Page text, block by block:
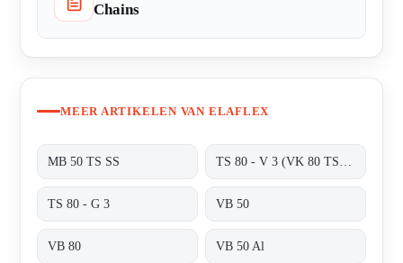
Chains
MEER ARTIKELEN VAN ELAFLEX
MB 50 TS SS
TS 80 - G 3 VB 50
VB 80 VB 50 Al